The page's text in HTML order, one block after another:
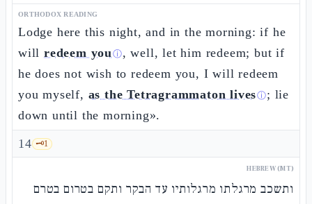
ORTHODOX READING
Lodge here this night, and in the morning: if he
will redeem youⓘ, well, let him redeem; but if
he does not wish to redeem you, I will redeem
you myself, as the Tetragrammaton livesⓘ; lie
down until the morning».
14 🗝️1
HEBREW (MT)
ותשכב מרגלתו מרגלותיו עד הבקר ותקם בטרום בטרם